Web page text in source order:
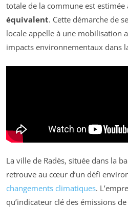
totale de la commune est estimée
équivalent. Cette démarche de
locale appelle à une mobilisation
impacts environnementaux dans
La ville de Radès, située dans la
retrouve au cœur d’un défi
changements climatiques.
qu’indicateur clé des émissions